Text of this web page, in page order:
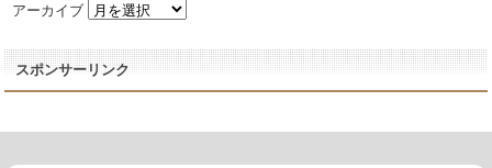
アーカイブ
スポンサーリンク